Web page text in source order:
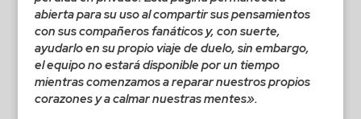
abierta para su uso al compartir sus pensamientos
con sus compañeros fanáticos y, con suerte,
ayudarlo en su propio viaje de duelo, sin embargo,
el equipo no estará disponible por un tiempo
mientras comenzamos a reparar nuestros propios
corazones y a calmar nuestras mentes».